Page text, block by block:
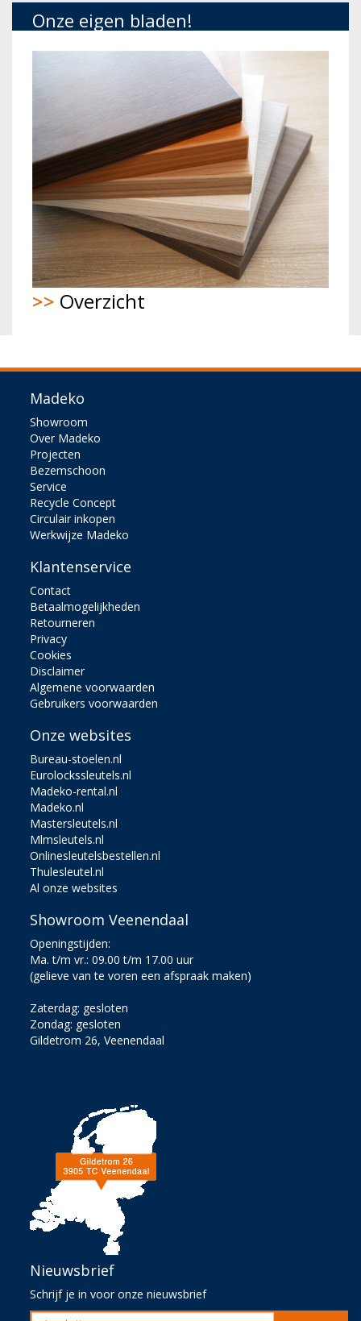
Onze eigen bladen!
>> Overzicht
Madeko
Showroom
Over Madeko
Projecten
Bezemschoon
Service
Recycle Concept
Circulair inkopen
Werkwijze Madeko
Klantenservice
Contact
Betaalmogelijkheden
Retourneren
Privacy
Cookies
Disclaimer
Algemene voorwaarden
Gebruikers voorwaarden
Onze websites
Bureau-stoelen.nl
Eurolockssleutels.nl
Madeko-rental.nl
Madeko.nl
Mastersleutels.nl
Mlmsleutels.nl
Onlinesleutelsbestellen.nl
Thulesleutel.nl
Al onze websites
Showroom Veenendaal
Openingstijden:
Ma. t/m vr.: 09.00 t/m 17.00 uur
(gelieve van te voren een afspraak maken)
Zaterdag: gesloten
Zondag: gesloten
Gildetrom 26, Veenendaal
Nieuwsbrief
Schrijf je in voor onze nieuwsbrief